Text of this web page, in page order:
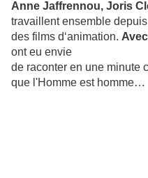
Anne Jaffrennou, Joris
travaillent ensemble
des films d‘animation.
ont eu envie
de raconter en une minute
que l'Homme est homme…